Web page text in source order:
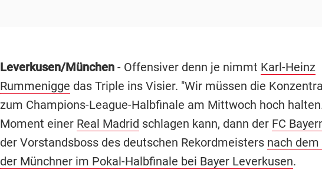
Leverkusen/München- Offensiver denn je nimmt Karl-Heinz
Rummenigge das Triple ins Visier. "Wir müssen die
zum Champions-League-Halbfinale am Mittwoch hoch
Moment einer Real Madrid schlagen kann, dann der FC
der Vorstandsboss des deutschen Rekordmeisters nach dem
der Münchner im Pokal-Halbfinale bei Bayer Leverkusen.